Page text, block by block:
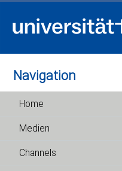
Navigation
Home
Medien
Channels